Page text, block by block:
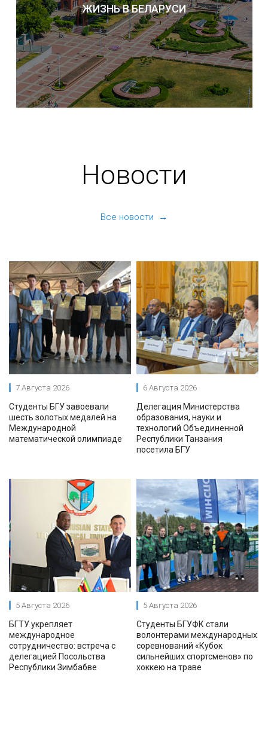
ЖИЗНЬ В БЕЛАРУСИ
Новости
Все новости →
7 Августа 2026
Студенты БГУ завоевали
шесть золотых медалей на
Международной
математической олимпиаде
6 Августа 2026
Делегация Министерства
образования, науки и
технологий Объединенной
Республики Танзания
посетила БГУ
5 Августа 2026
БГТУ укрепляет
международное
сотрудничество: встреча с
делегацией Посольства
Республики Зимбабве
5 Августа 2026
Студенты БГУФК стали
волонтерами международных
соревнований «Кубок
сильнейших спортсменов» по
хоккею на траве